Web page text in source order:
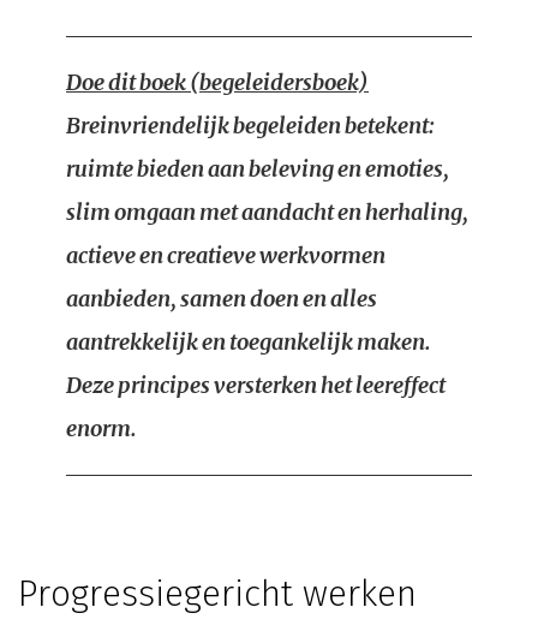
Doe dit boek (begeleidersboek)
Breinvriendelijk begeleiden betekent:
ruimte bieden aan beleving en emoties,
slim omgaan met aandacht en herhaling,
actieve en creatieve werkvormen
aanbieden, samen doen en alles
aantrekkelijk en toegankelijk maken.
Deze principes versterken het leereffect
enorm.
Progressiegericht werken